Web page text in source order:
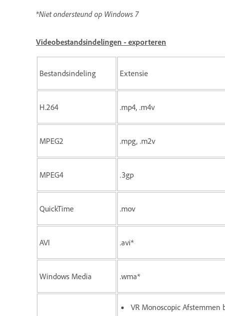
*Niet ondersteund op Windows 7
Videobestandsindelingen - exporteren
Bestandsindeling Extensie
H.264 .mp4, .m4v
MPEG2 .mpg, .m2v
MPEG4 .3gp
QuickTime .mov
AVI .avi*
Windows Media .wma*
VR Monoscopic Afstemmen